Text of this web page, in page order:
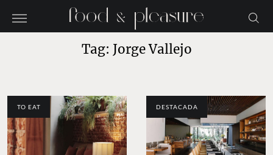
Tag: Jorge Vallejo
TO EAT DESTACADA